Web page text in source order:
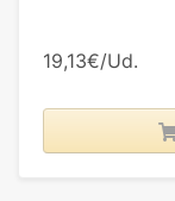
19,13€/Ud.